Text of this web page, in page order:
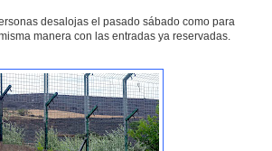
desalojas el pasado sábado como para
manera con las entradas ya reservadas.